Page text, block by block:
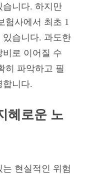
습니다. 하지만
험사에서 최초 1
습니다. 과도한
로 이어질 수
히 파악하고 필
합니다.
혜로운 노
현실적인 위험